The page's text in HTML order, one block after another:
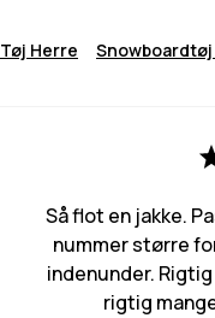
Tøj Herre
Så flot en jakke.
nummer større
indenunder.
rigtig